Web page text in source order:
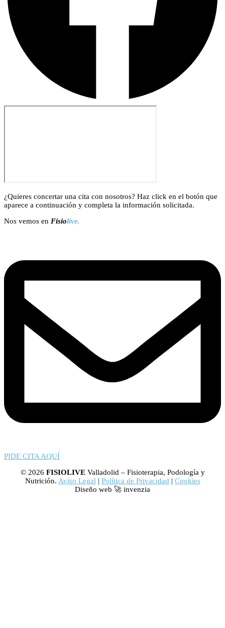
¿Quieres concertar una cita con nosotros? Haz click en el botón que
aparece a continuación y completa la información solicitada.
Nos vemos en Fisiolive.
PIDE CITA AQUÍ
© 2026 FISIOLIVEValladolid – Fisioterapia, Podología y
Nutrición. Aviso Legal | Política de Privacidad | Cookies
Diseño web 🚀 invenzia